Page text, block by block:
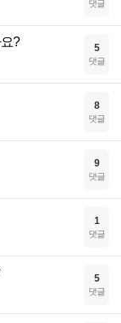
댓글
? 5
댓글
8
댓글
9
댓글
1
댓글
5
댓글